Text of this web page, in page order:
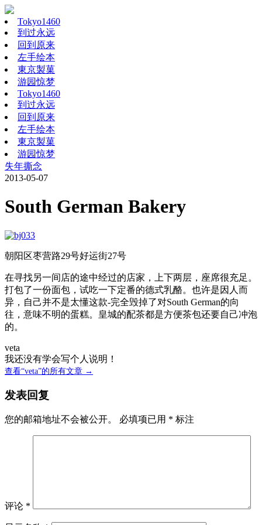
Tokyo1460
到过永远
回到原来
左手绘本
東京製菓
游园惊梦
Tokyo1460
到过永远
回到原来
左手绘本
東京製菓
游园惊梦
失年撕念
2013-05-07
South German Bakery
朝阳区枣营路29号好运街27号
在寻找另一间店的途中经过的店家，上下两层，座席很充足。
打包了一份面包，试吃一下定番的德式乳酪。也许是因人而
异，自己并不是太懂这款-完全毁掉了对South German的向
往，意味不明的蛋糕。皇城的配茶都是方便茶包还要自己冲泡
的。
veta
我还没有学会写个人说明！
查看“veta”的所有文章 →
发表回复
您的邮箱地址不会被公开。 必填项已用 * 标注
评论 *